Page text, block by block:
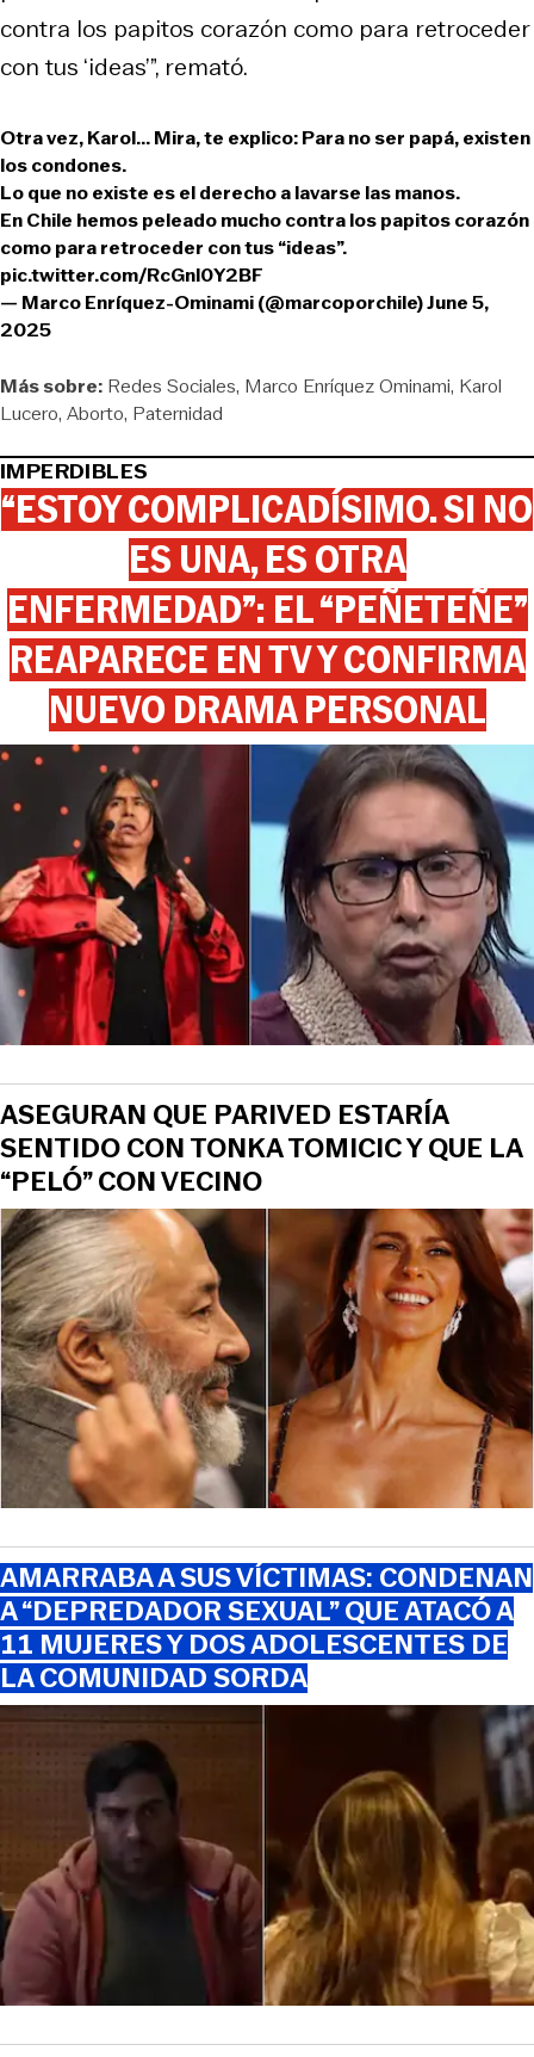
contra los papitos corazón como para retroceder
con tus ‘ideas’”, remató.
Otra vez, Karol... Mira, te explico: Para no ser papá, existen
los condones.
Lo que no existe es el derecho a lavarse las manos.
En Chile hemos peleado mucho contra los papitos corazón
como para retroceder con tus “ideas”.
pic.twitter.com/RcGnl0Y2BF
— Marco Enríquez-Ominami (@marcoporchile)June 5,
2025
Más sobre: Redes Sociales Marco Enríquez Ominami Karol
Lucero Aborto Paternidad
IMPERDIBLES
“ESTOY COMPLICADÍSIMO. SI NO
ES UNA, ES OTRA
ENFERMEDAD”: EL “PEÑETEÑE”
REAPARECE EN TV Y CONFIRMA
NUEVO DRAMA PERSONAL
ASEGURAN QUE PARIVED ESTARÍA
SENTIDO CON TONKA TOMICIC Y QUE LA
“PELÓ” CON VECINO
AMARRABA A SUS VÍCTIMAS: CONDENAN
A “DEPREDADOR SEXUAL” QUE ATACÓ A
11 MUJERES Y DOS ADOLESCENTES DE
LA COMUNIDAD SORDA